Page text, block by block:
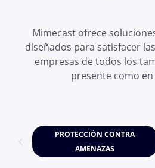
Mimecast ofrece
diseñados para satisfacer
empresas de todos los
presente como
PROTECCIÓN CONTRA
AMENAZAS